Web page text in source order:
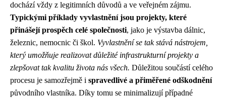
dochází vždy z legitimních důvodů a ve veřejném zájmu.
Typickými příklady vyvlastnění jsou projekty, které
přinášejí prospěch celé společnosti, jako je výstavba dálnic,
železnic, nemocnic či škol. Vyvlastnění se tak stává nástrojem,
který umožňuje realizovat důležité infrastrukturní projekty a
zlepšovat tak kvalitu života nás všech. Důležitou součástí celého
procesu je samozřejmě i spravedlivé a přiměřené odškodnění
původního vlastníka. Díky tomu se minimalizují případné